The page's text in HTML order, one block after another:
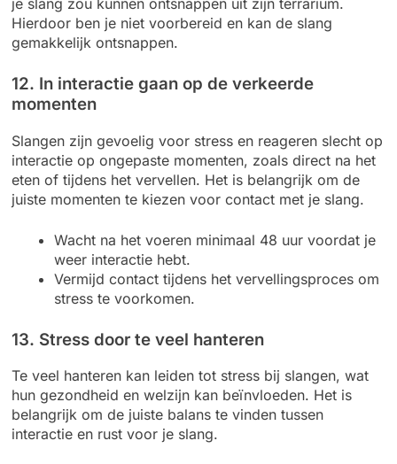
Hierdoor ben je niet voorbereid en kan de slang
gemakkelijk ontsnappen.
12. In interactie gaan op de verkeerde
momenten
Slangen zijn gevoelig voor stress en reageren slecht op
interactie op ongepaste momenten, zoals direct na het
eten of tijdens het vervellen. Het is belangrijk om de
juiste momenten te kiezen voor contact met je slang.
Wacht na het voeren minimaal 48 uur voordat je
weer interactie hebt.
Vermijd contact tijdens het vervellingsproces om
stress te voorkomen.
13. Stress door te veel hanteren
Te veel hanteren kan leiden tot stress bij slangen, wat
hun gezondheid en welzijn kan beïnvloeden. Het is
belangrijk om de juiste balans te vinden tussen
interactie en rust voor je slang.